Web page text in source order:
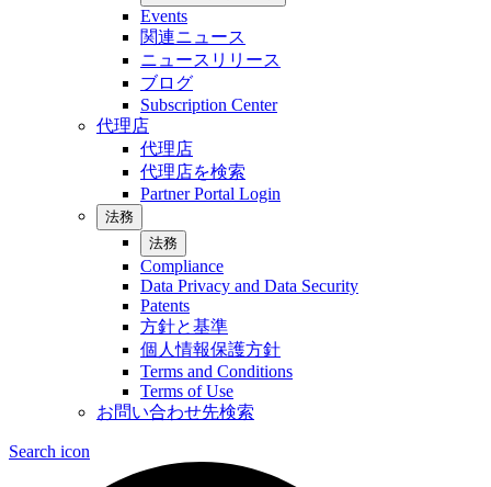
Events
関連ニュース
ニュースリリース
ブログ
Subscription Center
代理店
代理店
代理店を検索
Partner Portal Login
法務
法務
Compliance
Data Privacy and Data Security
Patents
方針と基準
個人情報保護方針
Terms and Conditions
Terms of Use
お問い合わせ先検索
Search icon